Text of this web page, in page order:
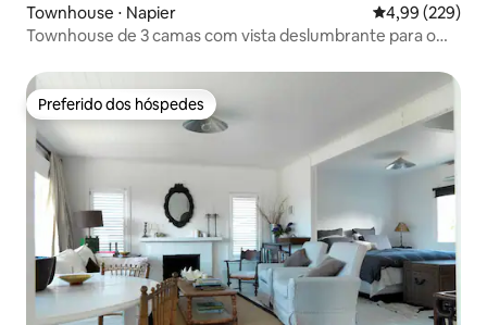
Townhouse ⋅ Napier 4,99 de uma
4,99 (229)
Townhouse de 3 camas com vista deslumbrante para o
Preferido dos hóspedes
Preferido dos hóspedes